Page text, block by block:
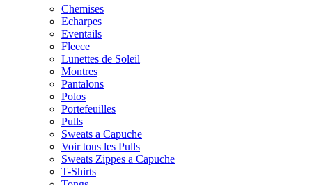
Chemises
Echarpes
Eventails
Fleece
Lunettes de Soleil
Montres
Pantalons
Polos
Portefeuilles
Pulls
Sweats a Capuche
Voir tous les Pulls
Sweats Zippes a Capuche
T-Shirts